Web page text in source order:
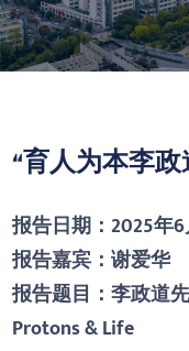
“育人为本李
报告日期：2025年
报告嘉宾：谢爱华
报告题目：李政道
Protons & Life